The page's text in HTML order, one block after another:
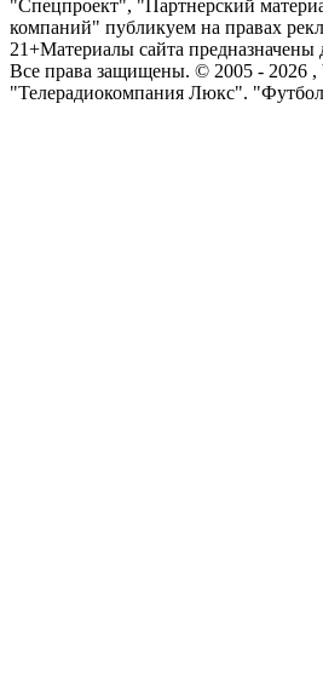
"Спецпроект", "Партнерский
компаний" публикуем на правах
21+Материалы сайта предназначены
Все права защищены. © 2005 - 2026 ,
"Телерадиокомпания Люкс".